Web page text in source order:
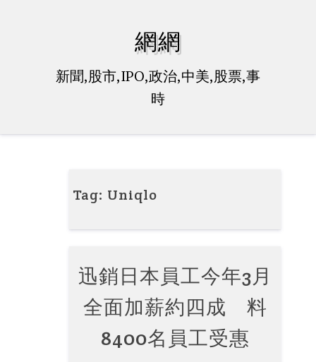
網網
新聞,股市,IPO,政治,中美,股票,事
時
Tag: Uniqlo
迅銷日本員工今年3月
全面加薪約四成 料
8400名員工受惠